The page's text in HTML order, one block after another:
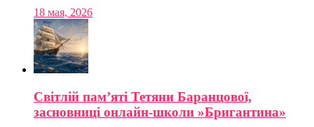
18 мая, 2026
Світлій пам’яті Тетяни Баранцової,
засновниці онлайн-школи »Бригантина»